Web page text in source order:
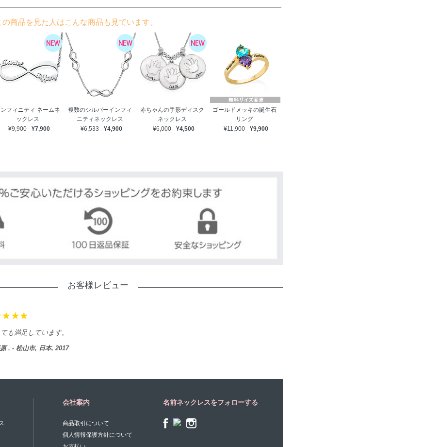
の商品を見た人はこんな商品も見ています。
フィニティ ネームネ
ックレス
¥9,900
¥7,900
複数のシルバーインフィ
ニティネックレス
¥6,533
¥4,900
赤ちゃんの手形ディスク
ネックレス
¥6,000
¥4,500
ゴールドメッキの誕生石
リング
¥11,900
¥9,900
お客様レビュー
ても満足しています。
. - 松山市, 日本, 2017
会社案内
商品取引について
個人情報保護方針について
名前ネックレスをフォローする